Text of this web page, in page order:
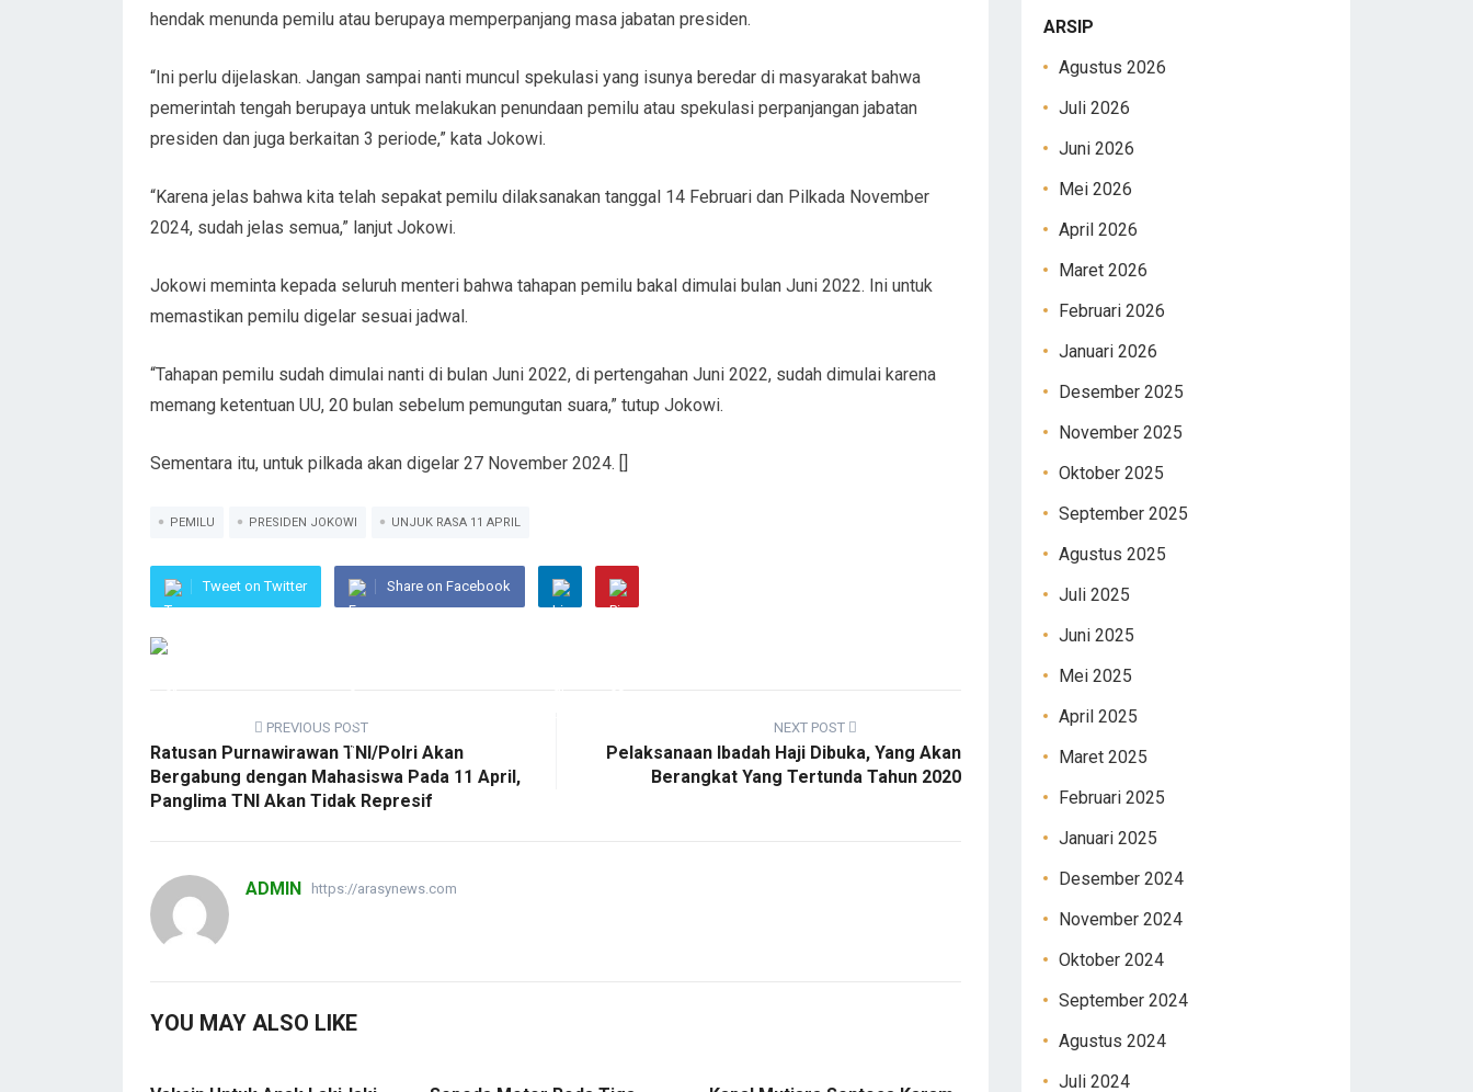
hendak menunda pemilu atau berupaya memperpanjang masa jabatan presiden.
“Ini perlu dijelaskan. Jangan sampai nanti muncul spekulasi yang isunya beredar di masyarakat bahwa
pemerintah tengah berupaya untuk melakukan penundaan pemilu atau spekulasi perpanjangan jabatan
presiden dan juga berkaitan 3 periode,” kata Jokowi.
“Karena jelas bahwa kita telah sepakat pemilu dilaksanakan tanggal 14 Februari dan Pilkada November
2024, sudah jelas semua,” lanjut Jokowi.
Jokowi meminta kepada seluruh menteri bahwa tahapan pemilu bakal dimulai bulan Juni 2022. Ini untuk
memastikan pemilu digelar sesuai jadwal.
“Tahapan pemilu sudah dimulai nanti di bulan Juni 2022, di pertengahan Juni 2022, sudah dimulai karena
memang ketentuan UU, 20 bulan sebelum pemungutan suara,” tutup Jokowi.
Sementara itu, untuk pilkada akan digelar 27 November 2024. []
PEMILU PRESIDEN JOKOWI UNJUK RASA 11 APRIL
Tweet on Twitter Share on Facebook
PREVIOUS POST
Ratusan Purnawirawan TNI/Polri Akan
Bergabung dengan Mahasiswa Pada 11 April,
Panglima TNI Akan Tidak Represif
NEXT POST
Pelaksanaan Ibadah Haji Dibuka, Yang Akan
Berangkat Yang Tertunda Tahun 2020
ADMIN https://arasynews.com
YOU MAY ALSO LIKE
ARSIP
Agustus 2026
Juli 2026
Juni 2026
Mei 2026
April 2026
Maret 2026
Februari 2026
Januari 2026
Desember 2025
November 2025
Oktober 2025
September 2025
Agustus 2025
Juli 2025
Juni 2025
Mei 2025
April 2025
Maret 2025
Februari 2025
Januari 2025
Desember 2024
November 2024
Oktober 2024
September 2024
Agustus 2024
Juli 2024